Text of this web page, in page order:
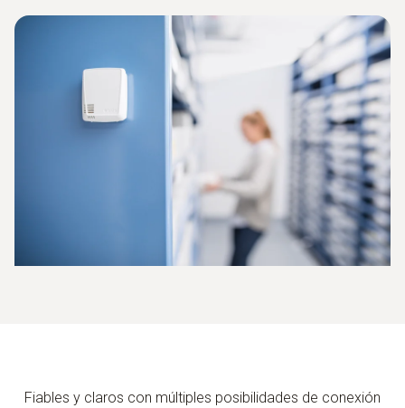
Fiables y claros con múltiples posibilidades de conexión